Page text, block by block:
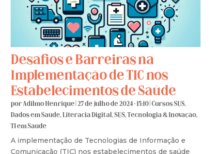
Desafios e Barreiras na
Implementação de TIC nos
Estabelecimentos de Saúde
porAdilmo Henrique |27 de julho de 2024 - 15:10 |Cursos SUS,
Dados em Saúde,Literacia Digital,SUS,Tecnologia & Inovação,
TI em Saúde
A implementação de Tecnologias de Informação e
Comunicação (TIC) nos estabelecimentos de saúde